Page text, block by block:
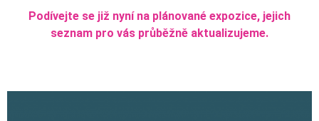
Podívejte se již nyní na plánované expozice, jejich
seznam pro vás průběžně aktualizujeme.